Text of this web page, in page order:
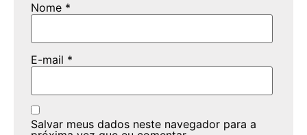
Nome *
E-mail *
Salvar meus dados neste navegador para a